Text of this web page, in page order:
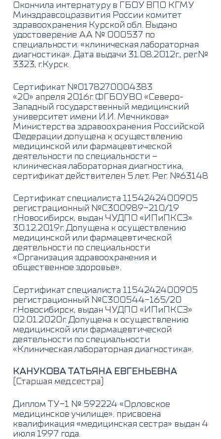
Окончила интернатуру в ГБОУ ВПО КГМУ
Минздравсоцразвития России комитет
здравоохранения Курской обл. Выдано
удостоверение АА № 000537 по
специальности: «клиническая лабораторная
диагностика». Дата выдачи 31.08.2012г., рег.№
3323, г.Курск.
Сертификат №0178270004383
«20» апреля 2016г. ФГБОУВО «Северо-
Западный государственный медицинский
университет имени И.И. Мечникова»
Министерства здравоохранения Российской
Федерации допущена к осуществлению
медицинской или фармацевтической
деятельности по специальности –
клиническая лабораторная диагностика,
сертификат действителен 5 лет. Рег. №63148
Сертификат специалиста 1154242400905
регистрационный №С300989-210/19
г.Новосибирск, выдан ЧУДПО «ИПиПКСЗ»
30.12.2019г. Допущена к осуществлению
медицинской или фармацевтической
деятельности по специальности
«Организация здравоохранения и
общественное здоровье».
Сертификат специалиста 1154242400905
регистрационный №С300544-165/20
г.Новосибирск, выдан ЧУДПО «ИПиПКСЗ»
02.01.2020г. Допущена к осуществлению
медицинской или фармацевтической
деятельности по специальности
«Клиническая лабораторная диагностика».
КАНУКОВА ТАТЬЯНА ЕВГЕНЬЕВНА
(Старшая мед.сестра)
Диплом ТУ-1 № 592224 «Орловское
медицинское училище». присвоена
квалификация «медицинская сестра» выдан 4
июля 1997 года.